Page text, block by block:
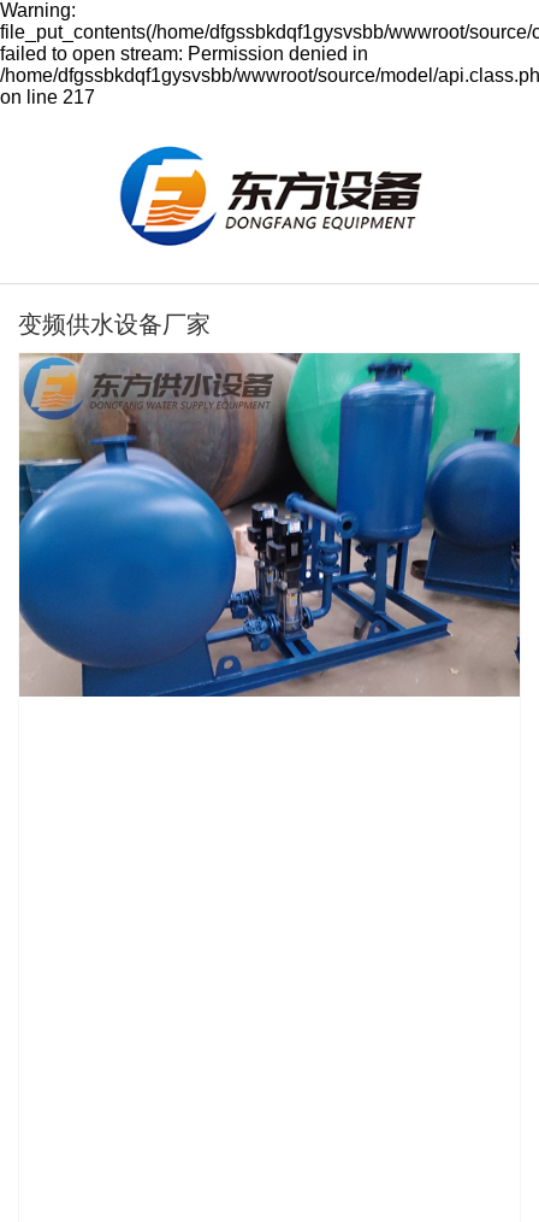
Warning:
file_put_contents(/home/dfgssbkdqf1gysvsbb/wwwroot/
failed to open stream: Permission denied in
/home/dfgssbkdqf1gysvsbb/wwwroot/source/model/
on line 217
变频供水设备厂家